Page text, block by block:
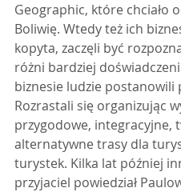
Geographic, które chciało
Boliwię. Wtedy też ich
kopyta, zaczęli być
różni bardziej
biznesie ludzie postanowili
Rozrastali się organizując
przygodowe, integracyjne,
alternatywne trasy dla
turystek. Kilka lat później
przyjaciel powiedział